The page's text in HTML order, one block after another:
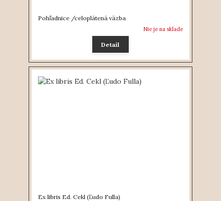
Pohľadnice /celoplátená väzba
Nie je na sklade
Detail
Ex libris Ed. Cekl (Ľudo Fulla)